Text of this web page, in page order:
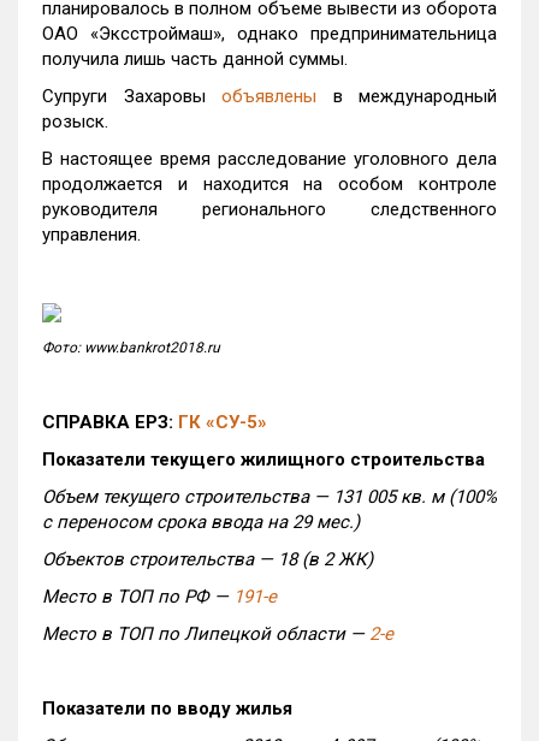
планировалось в полном объеме вывести из оборота
ОАО «Эксстроймаш», однако предпринимательница
получила лишь часть данной суммы.
Супруги Захаровы объявлены в международный
розыск.
В настоящее время расследование уголовного дела
продолжается и находится на особом контроле
руководителя регионального следственного
управления.
Фото: www.bankrot2018.ru
СПРАВКА ЕРЗ: ГК «СУ-5»
Показатели текущего жилищного строительства
Объем текущего строительства — 131 005 кв. м (100%
с переносом срока ввода на 29 мес.)
Объектов строительства — 18 (в 2 ЖК)
Место в ТОП по РФ — 191-е
Место в ТОП по Липецкой области — 2-е
Показатели по вводу жилья